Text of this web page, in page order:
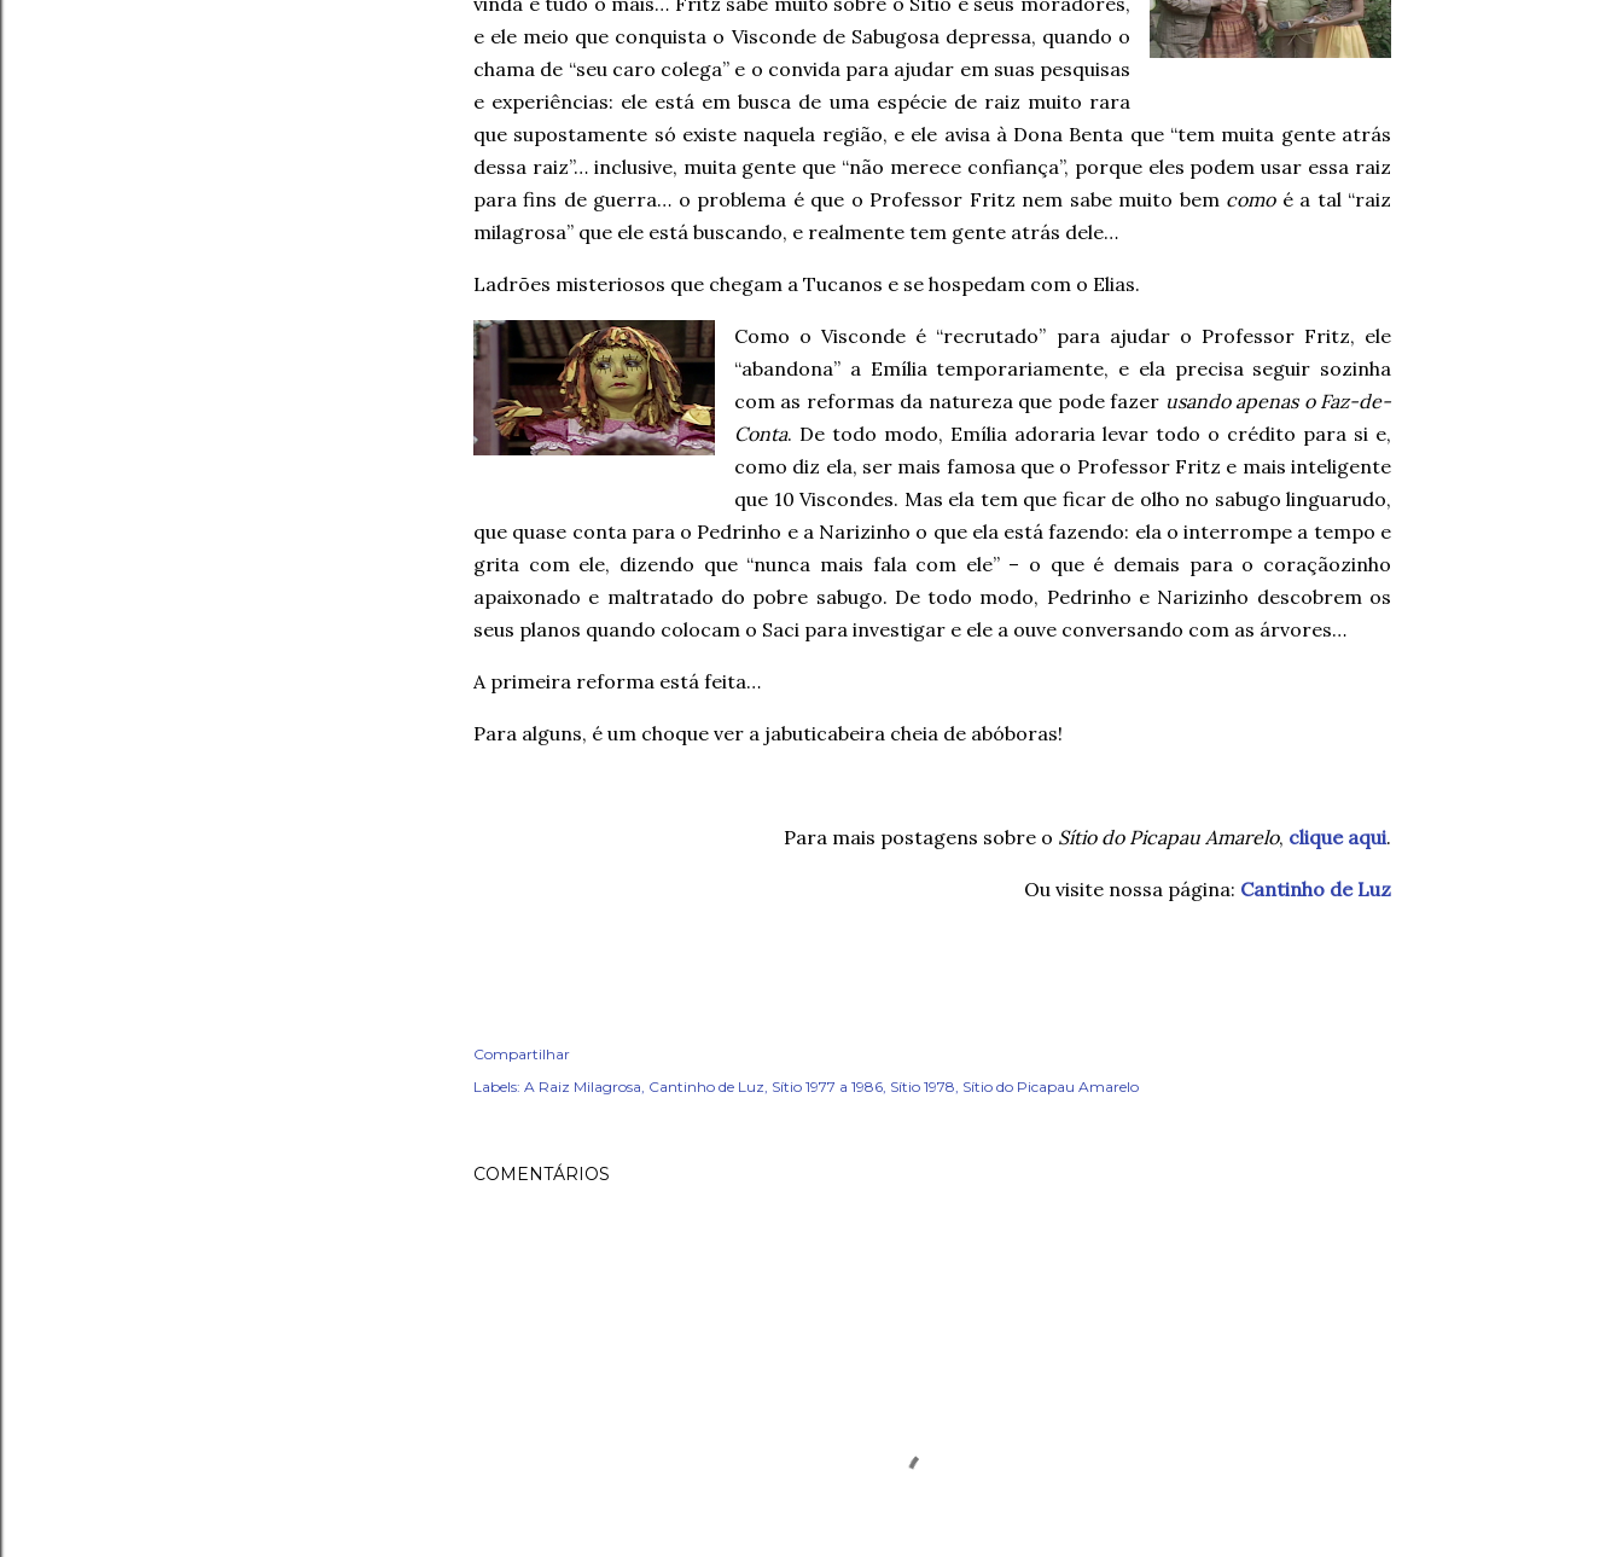
e ele meio que conquista o Visconde de Sabugosa depressa, quando o
chama de “seu caro colega” e o convida para ajudar em suas pesquisas
e experiências: ele está em busca de uma espécie de raiz muito rara
que supostamente só existe naquela região, e ele avisa à Dona Benta que “tem muita gente atrás
dessa raiz”… inclusive, muita gente que “não merece confiança”, porque eles podem usar essa raiz
para fins de guerra… o problema é que o Professor Fritz nem sabe muito bem comoé a tal “raiz
milagrosa” que ele está buscando, e realmente tem gente atrás dele…
Ladrões misteriosos que chegam a Tucanos e se hospedam com o Elias.
Como o Visconde é “recrutado” para ajudar o Professor Fritz, ele
“abandona” a Emília temporariamente, e ela precisa seguir sozinha
com as reformas da natureza que pode fazer usando apenas o Faz-de-
Conta. De todo modo, Emília adoraria levar todo o crédito para si e,
como diz ela, ser mais famosa que o Professor Fritz e mais inteligente
que 10 Viscondes. Mas ela tem que ficar de olho no sabugo linguarudo,
que quase conta para o Pedrinho e a Narizinho o que ela está fazendo: ela o interrompe a tempo e
grita com ele, dizendo que “nunca mais fala com ele” – o que é demais para o coraçãozinho
apaixonado e maltratado do pobre sabugo. De todo modo, Pedrinho e Narizinho descobrem os
seus planos quando colocam o Saci para investigar e ele a ouve conversando com as árvores…
A primeira reforma está feita…
Para alguns, é um choque ver a jabuticabeira cheia de abóboras!
Para mais postagens sobre o Sítio do Picapau Amarelo, clique aqui.
Ou visite nossa página: Cantinho de Luz
Compartilhar
Labels: A Raiz Milagrosa Cantinho de Luz Sítio 1977 a 1986 Sítio 1978 Sítio do Picapau Amarelo
COMENTÁRIOS